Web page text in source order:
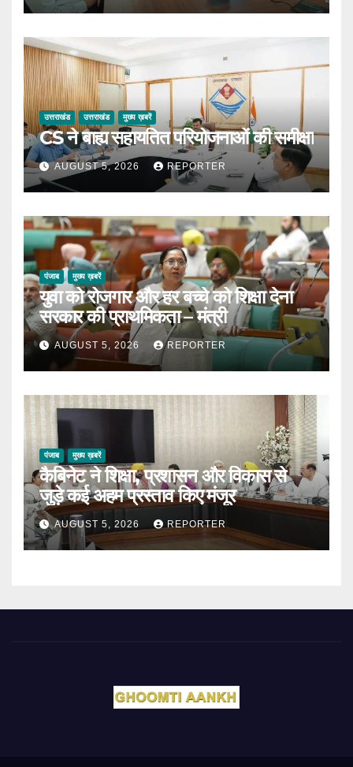
उत्तराखंड उत्तराखंड मुख्य ख़बरें
CS ने बाह्य सहायतित परियोजनाओं की समीक्षा
AUGUST 5, 2026 REPORTER
पंजाब मुख्य ख़बरें
युवा को रोजगार और हर बच्चे को शिक्षा देना
सरकार की प्राथमिकता – मंत्री
AUGUST 5, 2026 REPORTER
पंजाब मुख्य ख़बरें
कैबिनेट ने शिक्षा, प्रशासन और विकास से
जुड़े कई अहम प्रस्ताव किए मंजूर
AUGUST 5, 2026 REPORTER